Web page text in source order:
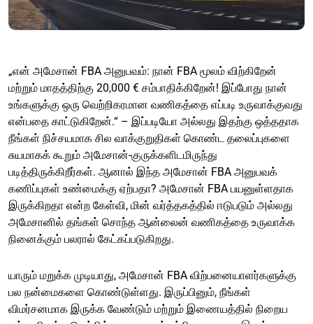
„என் அமேசான் FBA அனுபவம்: நான் FBA மூலம் விற்கிறேன்
மற்றும் மாதத்திற்கு 20,000 € சம்பாதிக்கிறேன்! இப்போது நான்
உங்களுக்கு ஒரு வெற்றிகரமான வணிகத்தை எப்படி உருவாக்குவது
என்பதை காட்டுகிறேன்.“ – இப்படியோ அல்லது இதற்கு ஒத்ததாக
நீங்கள் நிச்சயமாக சில வாக்குறுதிகள் கொண்ட தலைப்புகளை
சுயமாகக் கூறும் அமேசான்-குருக்களிடமிருந்து
படித்திருக்கிறீர்கள். ஆனால் இந்த அமேசான் FBA அனுபவக்
கணிப்புகள் உண்மைக்கு ஏற்பதா? அமேசான் FBA பயனுள்ளதாக
இருக்கிறதா என்ற கேள்வி, மின் வர்த்தகத்தில் ஈடுபடும் அல்லது
அமேசானில் தங்கள் சொந்த ஆன்லைன் வணிகத்தை உருவாக்க
நினைக்கும் பலரால் கேட்கப்படுகிறது.
யாரும் மறுக்க முடியாது, அமேசான் FBA விற்பனையாளர்களுக்கு
பல நன்மைகளை கொண்டுள்ளது. இருப்பினும், நீங்கள்
விமர்சனமாக இருக்க வேண்டும் மற்றும் இணையத்தில் நிறைய